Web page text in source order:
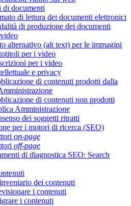
di documenti
di lettura dei documenti elettronici
di produzione dei documenti
alternativo (alt text) per le immagini
per i video
per i video
e privacy
di contenuti prodotti dalla
di contenuti non prodotti
Amministrazione
dei soggetti ritratti
per i motori di ricerca (SEO)
on-page
off-page
di diagnostica SEO: Search
dei contenuti
i contenuti
i contenuti